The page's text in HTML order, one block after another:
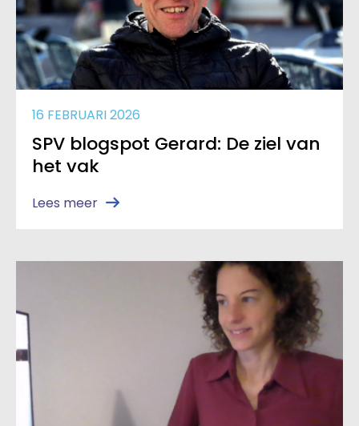
16 FEBRUARI 2026
SPV blogspot Gerard: De ziel van
het vak
Lees meer